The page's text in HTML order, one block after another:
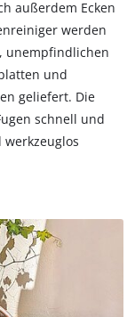
außerdem Ecken
werden
unempfindlichen
und
geliefert. Die
schnell und